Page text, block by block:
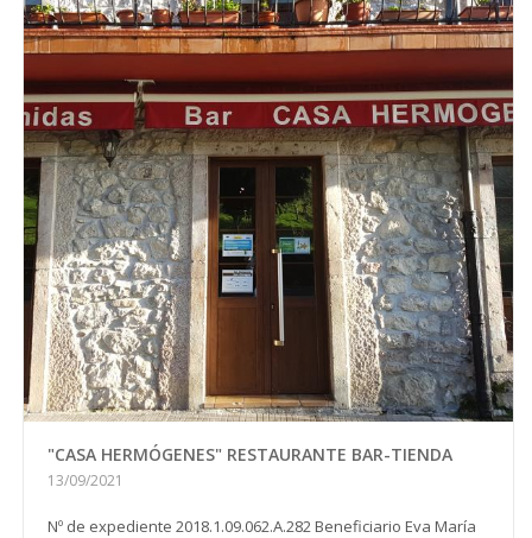
"CASA HERMÓGENES" RESTAURANTE BAR-TIENDA
13/09/2021
Nº de expediente 2018.1.09.062.A.282 Beneficiario Eva María